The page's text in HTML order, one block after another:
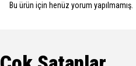
Bu ürün için henüz yorum yapılmamış.